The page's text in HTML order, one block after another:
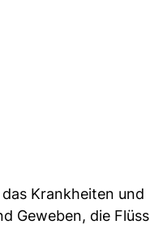
Krankheiten und
Geweben, die